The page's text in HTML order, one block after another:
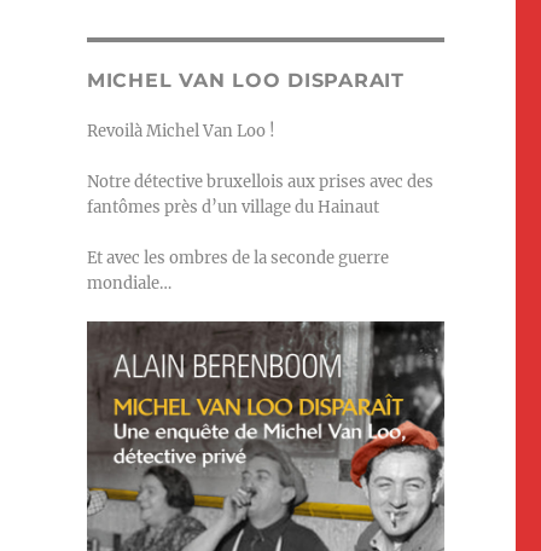
MICHEL VAN LOO DISPARAIT
Revoilà Michel Van Loo !
Notre détective bruxellois aux prises avec des
fantômes près d’un village du Hainaut
Et avec les ombres de la seconde guerre
mondiale…